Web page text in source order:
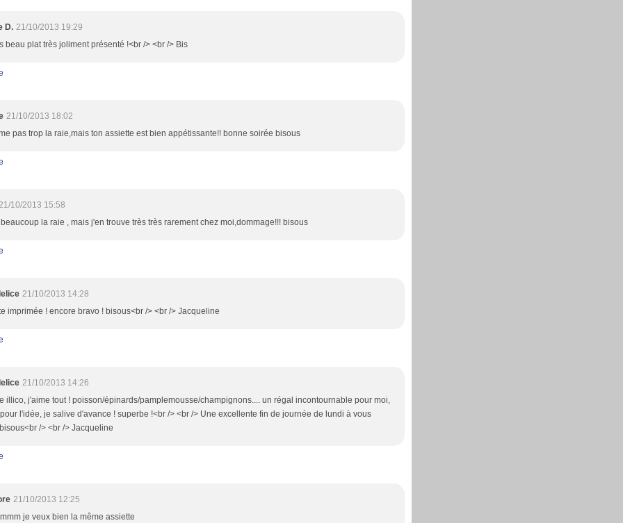
D. 21/10/2013 19:29
beau plat très joliment présenté !<br /> <br /> Bis
21/10/2013 18:02
pas trop la raie,mais ton assiette est bien appétissante!! bonne soirée bisous
10/2013 15:58
la raie , mais j'en trouve très très rarement chez moi,dommage!!! bisous
21/10/2013 14:28
imprimée ! encore bravo ! bisous<br /> <br /> Jacqueline
21/10/2013 14:26
illico, j'aime tout ! poisson/épinards/pamplemousse/champignons.... un régal incontournable pour moi,
l'idée, je salive d'avance ! superbe !<br /> <br /> Une excellente fin de journée de lundi à vous
/> <br /> Jacqueline
21/10/2013 12:25
je veux bien la même assiette